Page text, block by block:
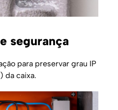
segurança
para preservar grau IP
da caixa.